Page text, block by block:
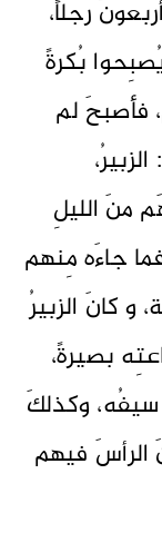
رجلاً،
بُكرةً
لم
منَ الليلِ
جاءَه مِنهم
و كانَ الزبيرُ
بصيرةً،
وكذلكَ
الرأسَ فيهم